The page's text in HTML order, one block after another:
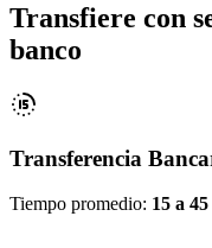
Transfiere con
banco
Transferencia
Tiempo promedio: 15 a